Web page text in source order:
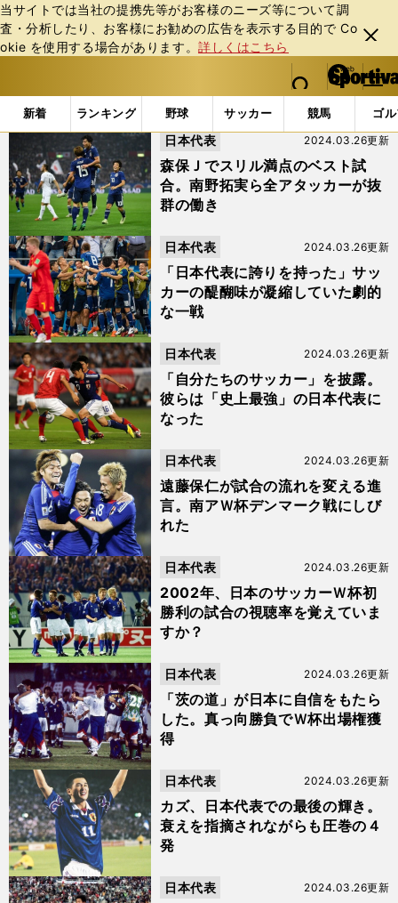
当サイトでは当社の提携先等がお客様のニーズ等について調
査・分析したり、お客様にお勧めの広告を表⽰する⽬的で Co
okie を使⽤する場合があります。詳しくはこちら
閉じ
る
web Sportiva (webスポルティーバ)
検索
マイペ
ー
ジ
メニュ
新着 ランキング 野球 サッカー 競馬 ゴ
b
ス
ル
テ
ィ
ー
バ
「#サッカー日本代表ベストゲーム」の最新ニュース・ 情
森保Ｊでスリル満点のベスト試
合。南野拓実ら全アタッカーが抜
群の働き
2024.03.26更新
日本代表
「日本代表に誇りを持った」サッ
カーの醍醐味が凝縮していた劇的
な一戦
2024.03.26更新
日本代表
「自分たちのサッカー」を披露。
彼らは「史上最強」の日本代表に
なった
2024.03.26更新
日本代表
遠藤保仁が試合の流れを変える進
言。南アＷ杯デンマーク戦にしび
れた
2024.03.26更新
日本代表
2002年、日本のサッカーＷ杯初
勝利の試合の視聴率を覚えていま
すか？
2024.03.26更新
日本代表
「茨の道」が日本に自信をもたら
した。真っ向勝負でＷ杯出場権獲
得
2024.03.26更新
日本代表
カズ、日本代表での最後の輝き。
衰えを指摘されながらも圧巻の４
発
2024.03.26更新
日本代表
2024.03.26更新
日本代表